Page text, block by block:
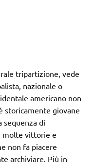
tripartizione, vede
nazionale o
americano non
storicamente giovane
sequenza di
molte vittorie e
non fa piacere
archiviare. Più in